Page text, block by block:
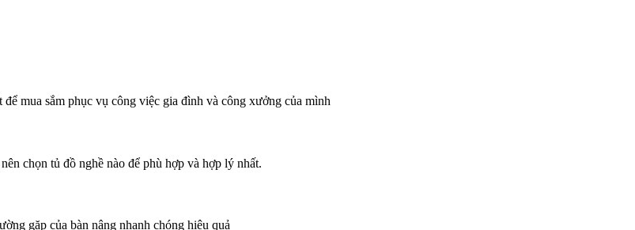
mua sắm phục vụ công việc gia đình và công xưởng của mình
chọn tủ đồ nghề nào để phù hợp và hợp lý nhất.
gặp của bàn nâng nhanh chóng hiệu quả